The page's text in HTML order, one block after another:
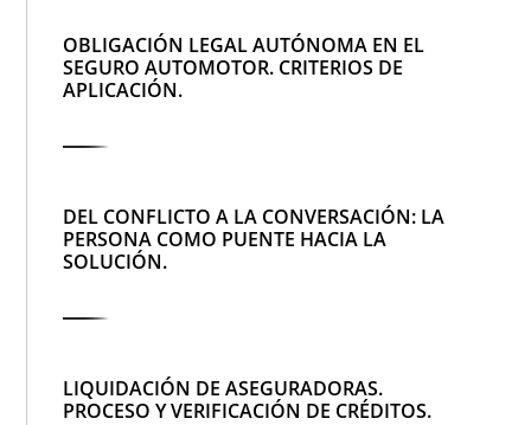
OBLIGACIÓN LEGAL AUTÓNOMA EN EL
SEGURO AUTOMOTOR. CRITERIOS DE
APLICACIÓN.
DEL CONFLICTO A LA CONVERSACIÓN: LA
PERSONA COMO PUENTE HACIA LA
SOLUCIÓN.
LIQUIDACIÓN DE ASEGURADORAS.
PROCESO Y VERIFICACIÓN DE CRÉDITOS.